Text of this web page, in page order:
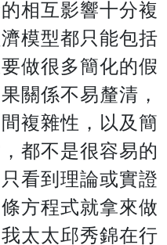
相互影響十分複
模型都只能包括
做很多簡化的假
關係不易釐清，
複雜性，以及簡
都不是很容易的
看到理論或實證
方程式就拿來做
太太邱秀錦在行